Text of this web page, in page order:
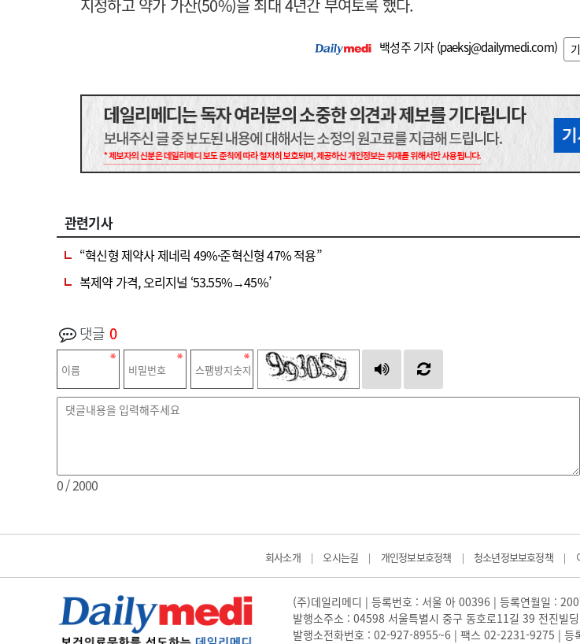
지정하고 약가 가산(50%)을 최대 4년간 부여토록 했다.
백성주 기자 (paeksj@dailymedi.com)
관련기사
“혁신형 제약사 제네릭 49%·준혁신형 47% 적용”
복제약 가격, 오리지널 ‘53.55%→45%’
댓글 0
0/ 2000
회사소개 | 오시는길 | 개인정보보호정책 | 청소년정보보호정책 |
(주)데일리메디 | 등록번호 : 서울 아 00396 | 등록연월일 :
발행소주소 : 04598 서울특별시 중구 동호로11길 39 전진빌
발행소전화번호 : 02-927-8955~6 | 팩스 02-2231-9275 | 등